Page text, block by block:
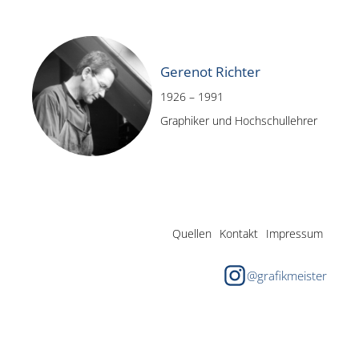
Gerenot Richter
1926 – 1991
Graphiker und Hochschullehrer
Quellen Kontakt Impressum
@grafikmeister